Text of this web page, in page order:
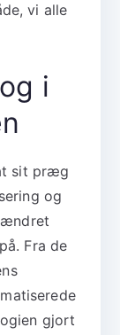
vi alle
i
sit præg
og
Fra de
gjort